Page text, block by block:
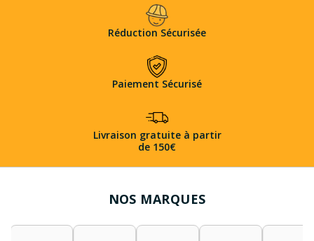
Réduction Sécurisée
Paiement Sécurisé
Livraison gratuite à partir
de 150€
NOS MARQUES